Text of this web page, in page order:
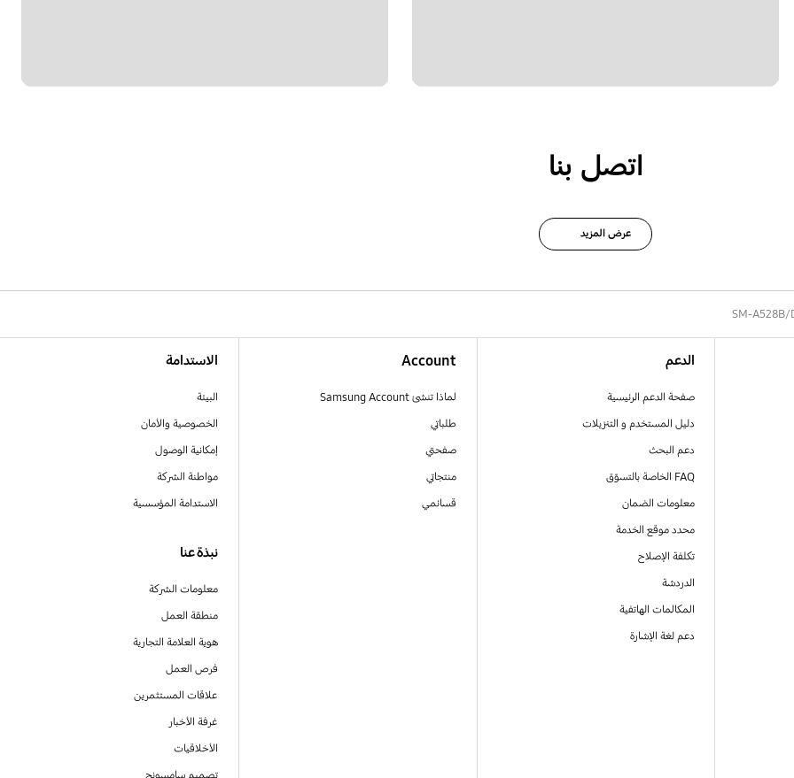
اتصل بنا
عرض المزيد
SM-A528B/
الدعم
صفحة الدعم الرئيسية
دليل المستخدم و التنزيلات
دعم البحث
FAQ الخاصة بالتسوّق
معلومات الضمان
محدد موقع الخدمة
تكلفة الإصلاح
الدردشة
المكالمات الهاتفية
دعم لغة الإشارة
Account
لماذا تنشئ Samsung Account
طلباتي
صفحتي
منتجاتي
قسائمي
الاستدامة
البيئة
الخصوصية والأمان
إمكانية الوصول
مواطنة الشركة
الاستدامة المؤسسية
نبذة عنا
معلومات الشركة
منطقة العمل
هوية العلامة التجارية
فرص العمل
علاقات المستثمرين
غرفة الأخبار
الأخلاقيات